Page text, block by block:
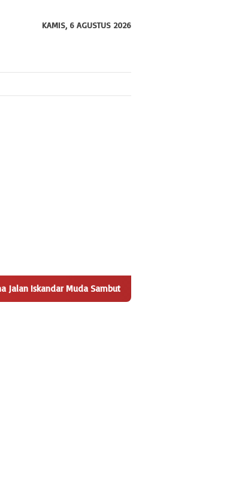
KAMIS, 6 AGUSTUS 2026
Positif Pembangunan Tempat Pengelolaan Sampah